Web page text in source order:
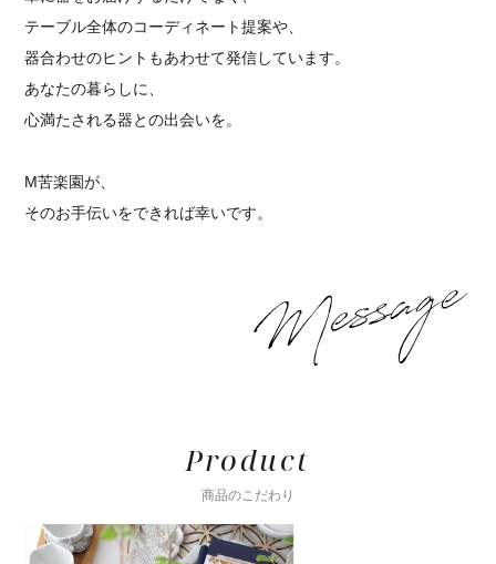
テーブル全体のコーディネート提案や、
器合わせのヒントもあわせて発信しています。
あなたの暮らしに、
心満たされる器との出会いを。
M苦楽園が、
そのお手伝いをできれば幸いです。
Product
商品のこだわり